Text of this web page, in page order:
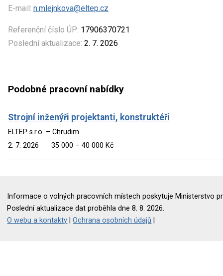
E-mail: n.mlejnkova@eltep.cz
Referenční číslo ÚP: 17906370721
Poslední aktualizace: 2. 7. 2026
Podobné pracovní nabídky
Strojní inženýři projektanti, konstruktéři
ELTEP s.r.o. – Chrudim
2. 7. 2026
· 35 000 – 40 000 Kč
Informace o volných pracovních místech poskytuje Ministerstvo
Poslední aktualizace dat proběhla dne 8. 8. 2026.
O webu a kontakty |Ochrana osobních údajů